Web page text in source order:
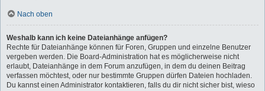
Nach oben
Weshalb kann ich keine Dateianhänge anfügen?
Rechte für Dateianhänge können für Foren, Gruppen und einzelne Benutzer
vergeben werden. Die Board-Administration hat es möglicherweise nicht
erlaubt, Dateianhänge in dem Forum anzufügen, in dem du deinen Beitrag
verfassen möchtest, oder nur bestimmte Gruppen dürfen Dateien hochladen.
Du kannst einen Administrator kontaktieren, falls du dir nicht sicher bist, wieso